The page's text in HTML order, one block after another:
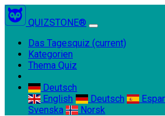
QUIZSTONE®
Das Tagesquiz (current)
Kategorien
Thema Quiz
Deutsch
English
Deutsch
Svenska
Norsk